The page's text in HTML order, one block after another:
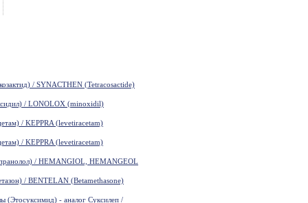
/ SYNACTHEN (Tetracosactide)
/ LONOLOX (minoxidil)
/ KEPPRA (levetiracetam)
/ KEPPRA (levetiracetam)
/ HEMANGIOL, HEMANGEOL
/ BENTELAN (Betamethasone)
- аналог Суксилеп /